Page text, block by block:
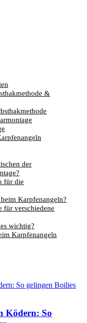
&
der
für die
Karpfenangeln?
für verschiedene
wichtig?
Karpfenangeln
Ködern: So